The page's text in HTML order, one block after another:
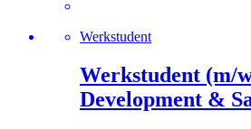
Werkstudent
Werkstudent (m/
Development &